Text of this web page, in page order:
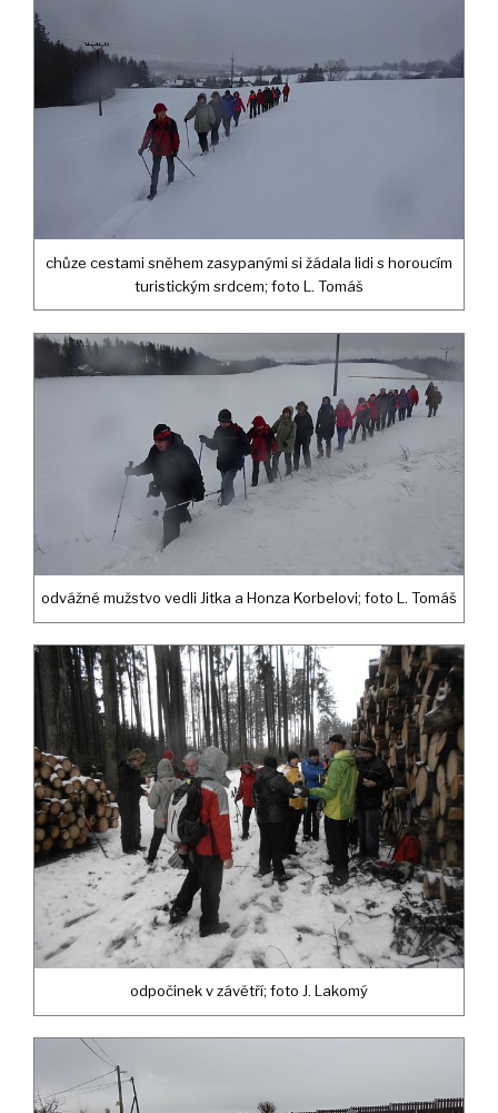
chůze cestami sněhem zasypanými si žádala lidi s horoucím
turistickým srdcem; foto L. Tomáš
odvážné mužstvo vedli Jitka a Honza Korbelovi; foto L. Tomáš
odpočinek v závětří; foto J. Lakomý